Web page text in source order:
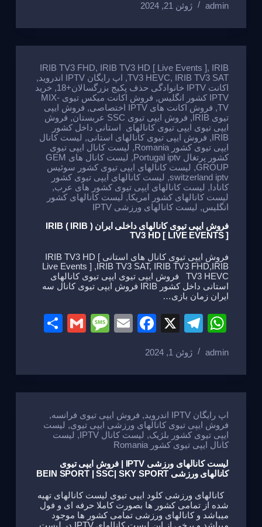
at
s
A
p
p
e
gr
a
m
e
b
o
o
k
a
g
e
e
admin ژوئن 21, 2024
IRIB TV3 FHD, IRIB TV3 HD [ Live Events ],
IRIB
TV3 HEVC, IRIB TV3 SAT
, اپ رایگان IPTV اندروید
,
اکانت IPTV خانوادگی حذف پکیج بزرگسالان+18
, خرید
IPTV کشور انگلیس
,
فروش اکانت میکس تیوی MIX-
TV
, فروش اکانت های IPTV اختصاصی , فروش ایپی
تیوی IRIB
, فروش ایپی تیوی SSC عربستان , فروش
ایپی تیوی ایپی تیوی کانالهای استانی داخل کشور
IRIB
, فروش ایپی تیوی کانالهای استانی, لیست کانال
ایپی تیوی کشور Romania
, لیست کانال ایپی تیوی
کشور پرتغال Portugal iptv
,
لیست کانال های GEM
GROUP
, لیست کانالهای ایپی تیوی کشور سوئیس
switzerland iptv
, لیست کانالهای ایپی تیوی کشور
کانادا , لیست کانالهای ایپی تیوی کشور های عرب,
لیست کانالهای کشور امریکا, لیست کانالهای کشور
انگلیس, لیست کانالهای ورزشی IPTV
فروش ایپی تیوی کانالهای داخلی ایران ( IRIB ) IRIB
TV3 HD [ LIVE EVENTS ]
فروش ایپی تیوی کانال های استانی IRIB TV3 HD [
Live Events ] ,IRIB TV3 SAT, IRIB TV3 FHD,IRIB
TV3 HEVC فروش ایپی تیوی ایپی تیوی کانالهای
استانی داخل کشور IRIB فروش ایپی تیوی کانال سه
ایران زمان بازی…
W
at
s
A
p
p
T
e
gr
a
m
X
F
e
b
o
o
k
E
M
a
g
e
G
e
admin ژوئن 1, 2024
اپ رایگان IPTV اندروید , فروش ایپی تیوی فرانسه,
فروش ایپی تیوی کانالهای ورزشی ایپی تیوی, لیست
ایپی تیوی کشور بلژیک, لیست کانال IPTV , لیست
کانال ایپی تیوی کشور Romania
لیست کانالهای ورزشی IPTV | فروش ایپی تیوی
کانالهای ورزشی BEIN SPORT | SSC| SKY SPORT
کانالهای ورزشی کلود ایپی تیوی لیست کانالهای تهیه
شده از تمامی کشور ها بصورت کاملا حرفه ای و فول
میباشد و کانالهای ورزشی تمامی کشور ها موجود
میباشد و برخی از این لیست کانالهای IPTV در لیست